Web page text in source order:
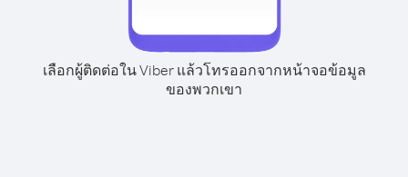
เลือกผู้ติดต่อใน Viber แล้วโทรออกจากหน้าจอข้อมูล
ของพวกเขา